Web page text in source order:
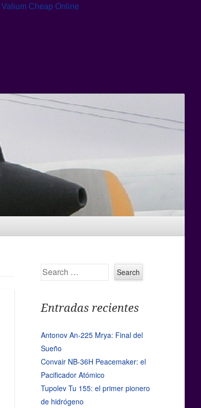
Valium Cheap Online
Search
Entradas recientes
Antonov An-225 Mrya: Final del
Sueño
Convair NB-36H Peacemaker: el
Pacificador Atómico
Tupolev Tu 155: el primer pionero
de hidrógeno